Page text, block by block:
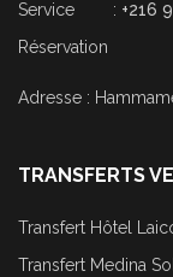
Service : +216
Réservation
Adresse :
TRANSFERTS
Transfert Hôtel
Transfert Medina